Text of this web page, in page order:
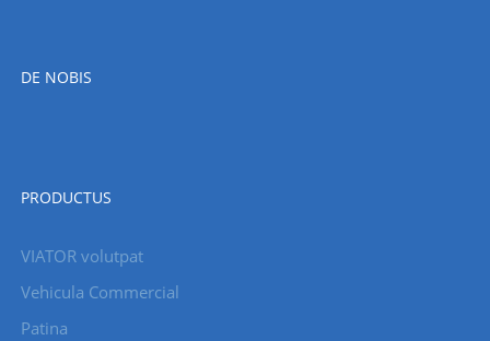
DE NOBIS
PRODUCTUS
VIATOR volutpat
Vehicula Commercial
Patina